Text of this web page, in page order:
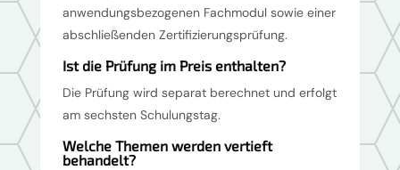
anwendungsbezogenen Fachmodul sowie einer
abschließenden Zertifizierungsprüfung.
Ist die Prüfung im Preis enthalten?
Die Prüfung wird separat berechnet und erfolgt
am sechsten Schulungstag.
Welche Themen werden vertieft
behandelt?